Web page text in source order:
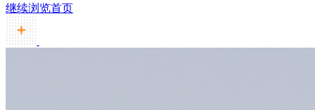
继续浏览首页